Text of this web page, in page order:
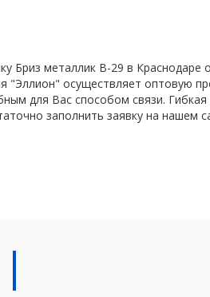
Бриз металлик В-29 в
"Эллион" осуществляет оптовую
для Вас способом связи.
заполнить заявку на нашем